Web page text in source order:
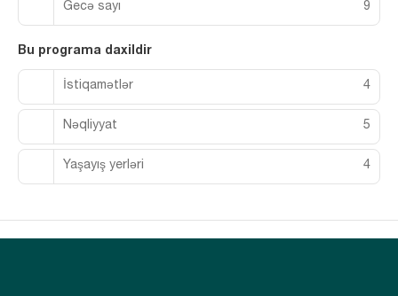
Gecə sayı 9
Bu programa daxildir
İstiqamətlər 4
Nəqliyyat 5
Yaşayış yerləri 4